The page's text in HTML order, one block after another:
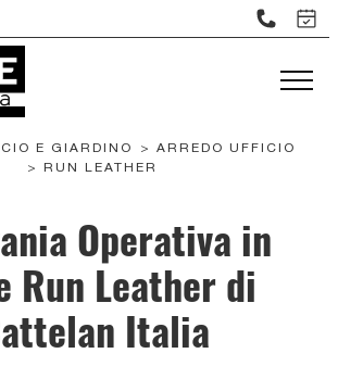
E GIARDINO > ARREDO UFFICIO
> RUN LEATHER
Operativa in
Run Leather di
Italia